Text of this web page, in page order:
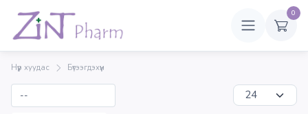
0
Нүүр хуудас Бүтээгдэхүүн